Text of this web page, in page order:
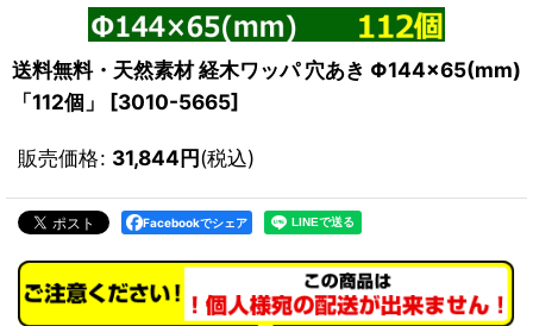
送料無料・天然素材 経木ワッパ 穴あき Φ144×65(mm)
「112個」
[3010-5665]
販売価格: 31,844円(税込)
Facebookでシェア